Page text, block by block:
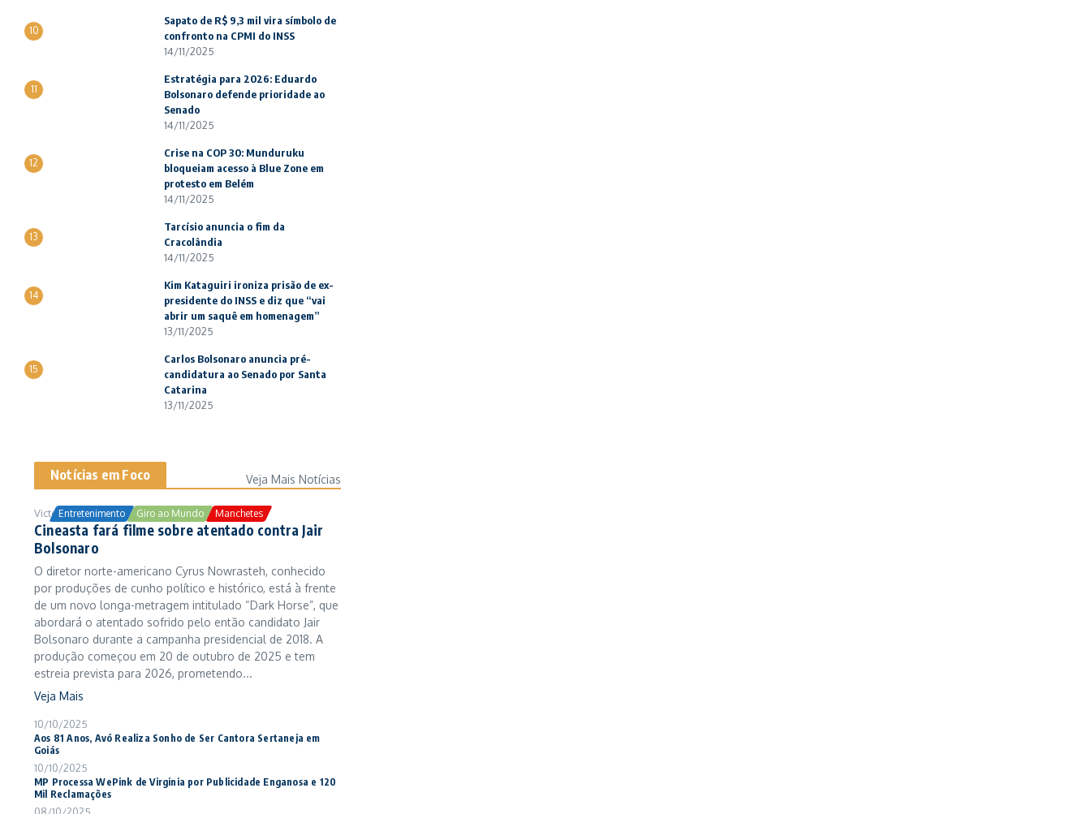
10
Sapato de R$ 9,3 mil vira símbolo de
confronto na CPMI do INSS
14/11/2025
11
Estratégia para 2026: Eduardo
Bolsonaro defende prioridade ao
Senado
14/11/2025
12
Crise na COP 30: Munduruku
bloqueiam acesso à Blue Zone em
protesto em Belém
14/11/2025
13
Tarcísio anuncia o fim da
Cracolândia
14/11/2025
14
Kim Kataguiri ironiza prisão de ex-
presidente do INSS e diz que “vai
abrir um saquê em homenagem”
13/11/2025
15
Carlos Bolsonaro anuncia pré-
candidatura ao Senado por Santa
Catarina
13/11/2025
Notícias em Foco Veja Mais Notícias
Entretenimento Giro ao Mundo Manchetes
Victor Samuel 24/10/2025
Cineasta fará filme sobre atentado contra Jair
Bolsonaro
O diretor norte-americano Cyrus Nowrasteh, conhecido
por produções de cunho político e histórico, está à frente
de um novo longa-metragem intitulado “Dark Horse”, que
abordará o atentado sofrido pelo então candidato Jair
Bolsonaro durante a campanha presidencial de 2018. A
produção começou em 20 de outubro de 2025 e tem
estreia prevista para 2026, prometendo...
Veja Mais
10/10/2025
Aos 81 Anos, Avó Realiza Sonho de Ser Cantora Sertaneja em
Goiás
10/10/2025
MP Processa WePink de Virginia por Publicidade Enganosa e 120
Mil Reclamações